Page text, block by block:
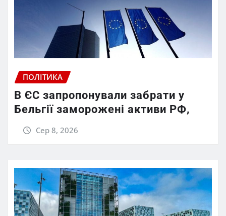
ПОЛІТИКА
В ЄС запропонували забрати у
Бельгії заморожені активи РФ,
Сер 8, 2026